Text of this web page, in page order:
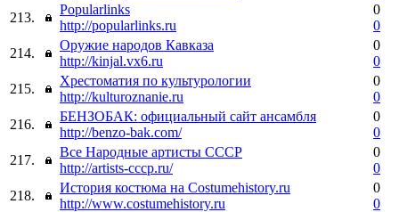
213.
Popularlinks
http://popularlinks.ru
0
0
214.
Оружие народов Кавказа
http://kinjal.vx6.ru
0
0
215.
Хрестоматия по культурологии
http://kulturoznanie.ru
0
0
216.
БЕНЗОБАК: официальный сайт ансамбля
http://benzo-bak.com/
0
0
217.
Все Народные артисты СССР
http://artists-cccp.ru/
0
0
218.
История костюма на Costumehistory.ru
http://www.costumehistory.ru
0
0